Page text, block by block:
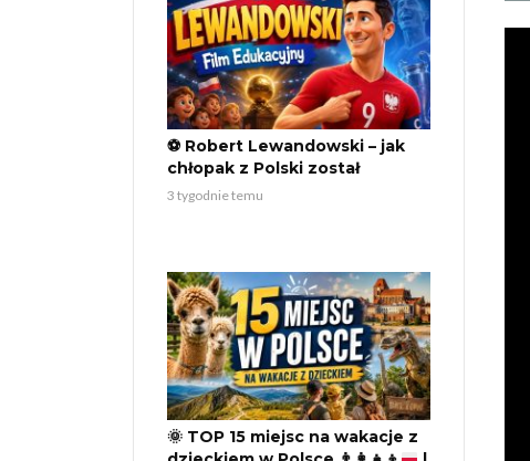
⚽ Robert Lewandowski – jak
chłopak z Polski został
legendą światowego futbolu?
3 tygodnie temu
🌞 TOP 15 miejsc na wakacje z